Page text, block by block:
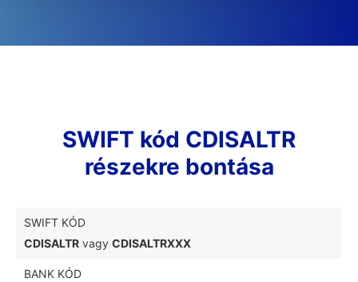
SWIFT kód CDISALTR
részekre bontása
SWIFT KÓD
CDISALTR vagy CDISALTRXXX
BANK KÓD